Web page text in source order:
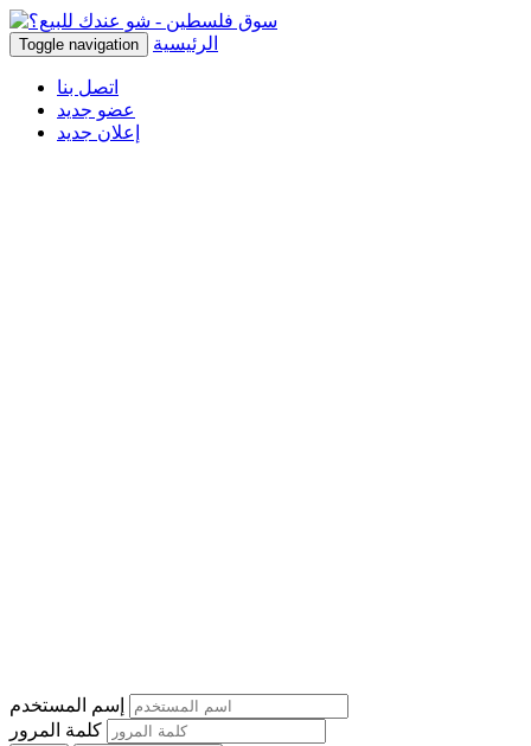
Toggle navigation الرئيسية
اتصل بنا
عضو جديد
إعلان جديد
إسم المستخدم
كلمة المرور